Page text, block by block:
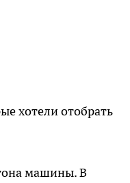
хотели отобрать
машины. В